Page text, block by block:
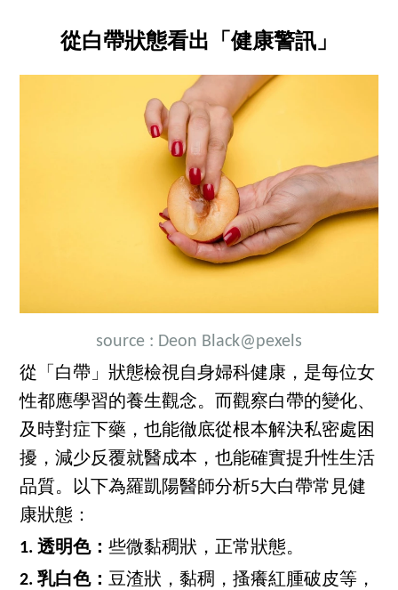
從白帶狀態看出「健康警訊」
source : Deon Black@pexels
從「白帶」狀態檢視自身婦科健康，是每位女
性都應學習的養生觀念。而觀察白帶的變化、
及時對症下藥，也能徹底從根本解決私密處困
擾，減少反覆就醫成本，也能確實提升性生活
品質。以下為羅凱陽醫師分析5大白帶常見健
康狀態：
1. 透明色：些微黏稠狀，正常狀態。
2. 乳白色：豆渣狀，黏稠，搔癢紅腫破皮等，